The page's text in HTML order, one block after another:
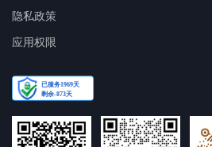
隐私政策
应用权限